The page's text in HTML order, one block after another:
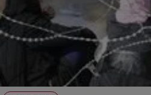
e
giustizia
Sport
Papa